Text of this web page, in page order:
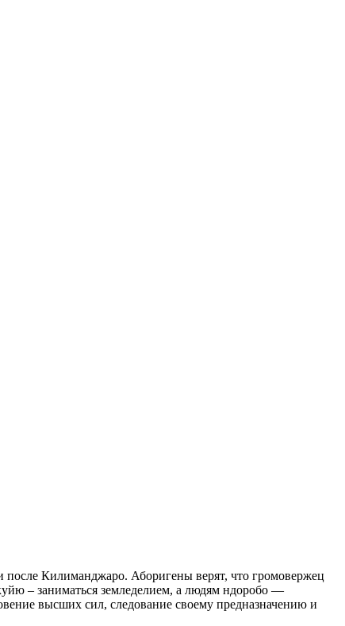
Килиманджаро. Аборигены верят, что громовержец
– заниматься земледелием, а людям ндоробо —
высших сил, следование своему предназначению и